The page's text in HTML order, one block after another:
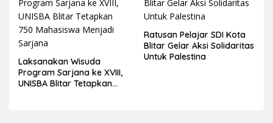
Laksanakan Wisuda
Program Sarjana ke XVIII,
UNISBA Blitar Tetapkan
Ratusan Pelajar SDI Kota
Blitar Gelar Aksi Solidaritas
Untuk Palestina